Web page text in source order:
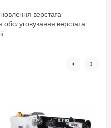
верстата
обслуговування верстата